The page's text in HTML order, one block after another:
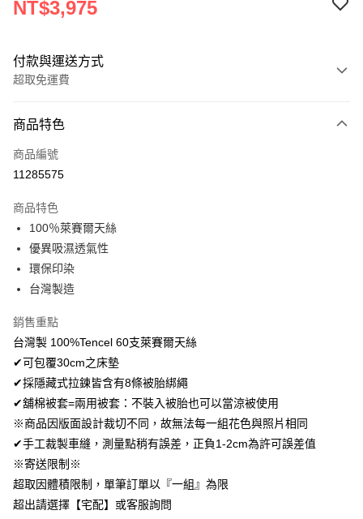
NT$3,975
付款與運送方式
超取免運費
信用卡一次付款
超商取貨付款
Apple Pay
悠遊付
Google Pay
AFTEE先享後付
相關說明
AFTEE先享後付是「在收到商品之後才付款」的支付方式。 讓您購物簡單
便利好安心！
１．簡單：不需註冊會員、不需綁卡、不需儲值。
２．便利：只要手機號碼，簡訊認證，即可結帳。
３．安心：先確認商品／服務後，再付款。
１．於結帳方式選擇「AFTEE先享後付」後，將跳轉至「AFTEE先享後付」
結帳頁面，進行簡訊認證並確認金額後，即可完成結帳。
２．訂單成立數日內，您將收到繳費通知簡訊。
３．收到繳費通知簡訊後14天內，點擊此簡訊中的連結，可透過四大超商／
ATM付款
運送方式
全家取貨付款
免運費
付款後全家取貨
免運費
商品特色
商品編號
11285575
商品特色
100％萊賽爾天絲
優異吸濕透氣性
環保印染
台灣製造
銷售重點
台灣製 100%Tencel 60支萊賽爾天絲
✔可包覆30cm之床墊
✔採隱藏式拉鍊皆含有8條被胎綁繩
✔舖棉被套=兩用被套：不裝入被胎也可以當涼被使用
※商品因版面設計裁切不同，故無法每一組花色與照片相同
✔手工裁製車縫，測量點稍有誤差，正負1-2cm為許可誤差值
※寄送限制※
超取因體積限制，單筆訂單以『一組』為限
超出請選擇【宅配】或客服詢問